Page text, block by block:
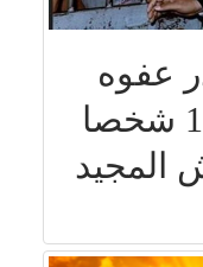
عفوه
السامي على 1788 شخصا
المجيد